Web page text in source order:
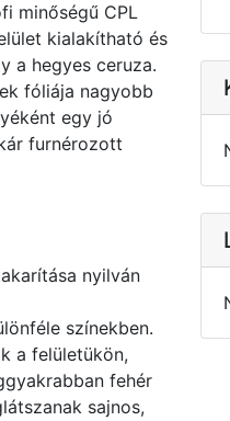
minőségű CPL
kialakítható és
a hegyes ceruza.
fóliája nagyobb
egy jó
furnérozott
nyilván
színekben.
a felületükön,
fehér
sajnos,